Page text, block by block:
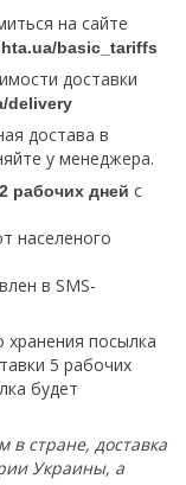
на сайте
basic_tariffs
доставки
delivery
достава в
у менеджера.
рабочих дней с
населеного
в SMS-
хранения посылка
5 рабочих
будет
стране, доставка
Украины, а